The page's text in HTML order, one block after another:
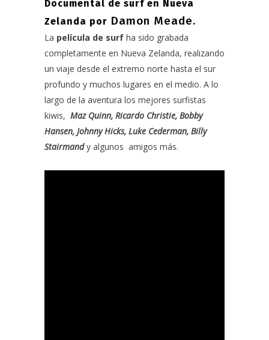
Documental de surf en Nueva
Zelanda por Damon Meade.
La película de surf ha sido grabada
completamente en Nueva Zelanda, realizando
un viaje desde el extremo norte hasta el sur
profundo y muchos lugares en el medio. A lo
largo de la aventura los mejores surfistas
kiwis, Maz Quinn, Ricardo Christie, Bobby
Hansen, Johnny Hicks, Luke Cederman, Billy
Stairmandy algunos amigos más.